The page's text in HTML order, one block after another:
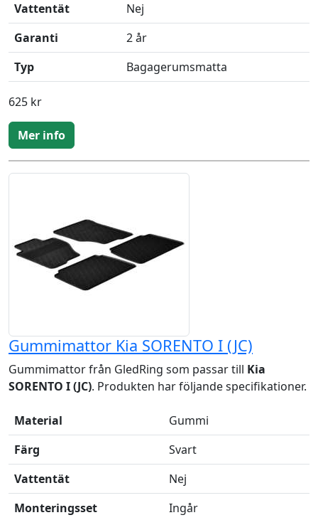
Vattentät
Nej
Garanti
2 år
Typ
Bagagerumsmatta
625 kr
Mer info
Gummimattor Kia SORENTO I (JC)
Gummimattor från GledRing som passar till Kia
SORENTO I (JC). Produkten har följande specifikationer.
Material
Gummi
Färg
Svart
Vattentät
Nej
Monteringsset
Ingår